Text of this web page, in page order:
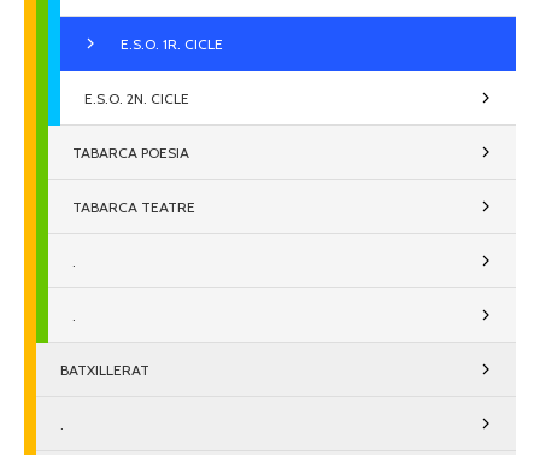
E.S.O. 1R. CICLE
E.S.O. 2N. CICLE
TABARCA POESIA
TABARCA TEATRE
.
.
BATXILLERAT
.